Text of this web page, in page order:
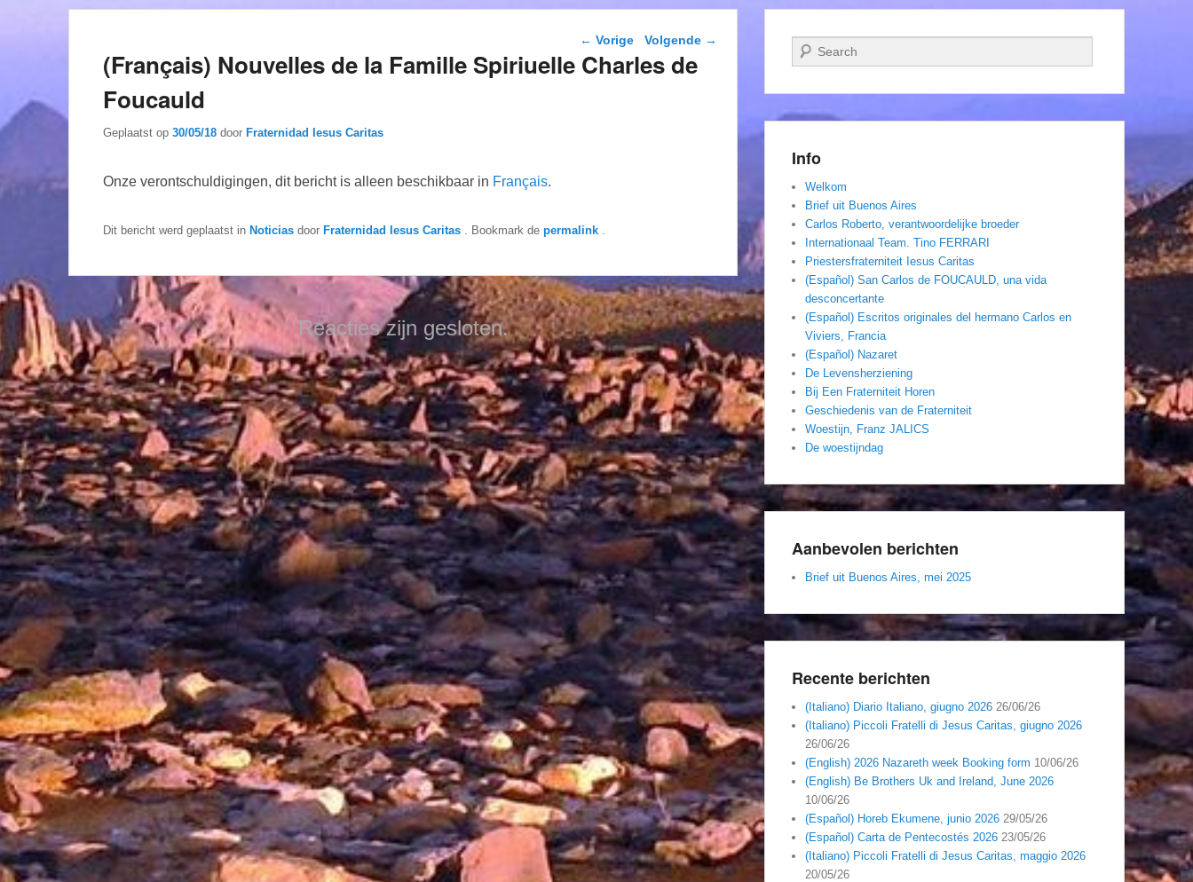
Berichtnavigatie
← Vorige Volgende →
(Français) Nouvelles de la Famille Spiriuelle Charles de
Foucauld
Geplaatst op 30/05/18 door Fraternidad Iesus Caritas
Onze verontschuldigingen, dit bericht is alleen beschikbaar in Français.
Dit bericht werd geplaatst in Noticias door Fraternidad Iesus Caritas . Bookmark de permalink
Reacties zijn gesloten.
Zoeken
Info
Welkom
Brief uit Buenos Aires
Carlos Roberto, verantwoordelijke broeder
Internationaal Team. Tino FERRARI
Priestersfraterniteit Iesus Caritas
(Español) San Carlos de FOUCAULD, una vida
desconcertante
(Español) Escritos originales del hermano Carlos en
Viviers, Francia
(Español) Nazaret
De Levensherziening
Bij Een Fraterniteit Horen
Geschiedenis van de Fraterniteit
Woestijn, Franz JALICS
De woestijndag
Aanbevolen berichten
Brief uit Buenos Aires, mei 2025
Recente berichten
(Italiano) Diario Italiano, giugno 2026 26/06/26
(Italiano) Piccoli Fratelli di Jesus Caritas, giugno 2026
26/06/26
(English) 2026 Nazareth week Booking form 10/06/26
(English) Be Brothers Uk and Ireland, June 2026
10/06/26
(Español) Horeb Ekumene, junio 2026 29/05/26
(Español) Carta de Pentecostés 2026 23/05/26
(Italiano) Piccoli Fratelli di Jesus Caritas, maggio 2026
20/05/26